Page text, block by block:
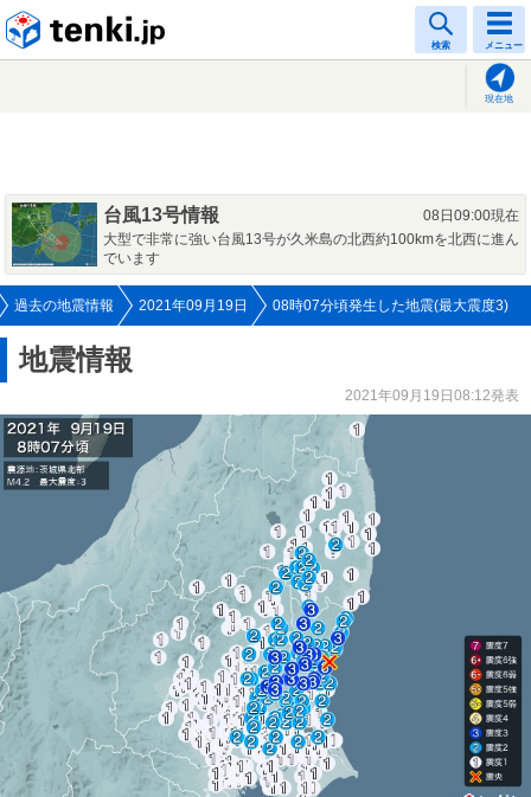
検索 メニュー
現在地
台風13号情報
08日09:00現在
大型で非常に強い台風13号が久米島の北西約100kmを北西に進ん
でいます
過去の地震情報 2021年09月19日 08時07分頃発生した地震(最大震度3)
地震情報
2021年09月19日08:12発表